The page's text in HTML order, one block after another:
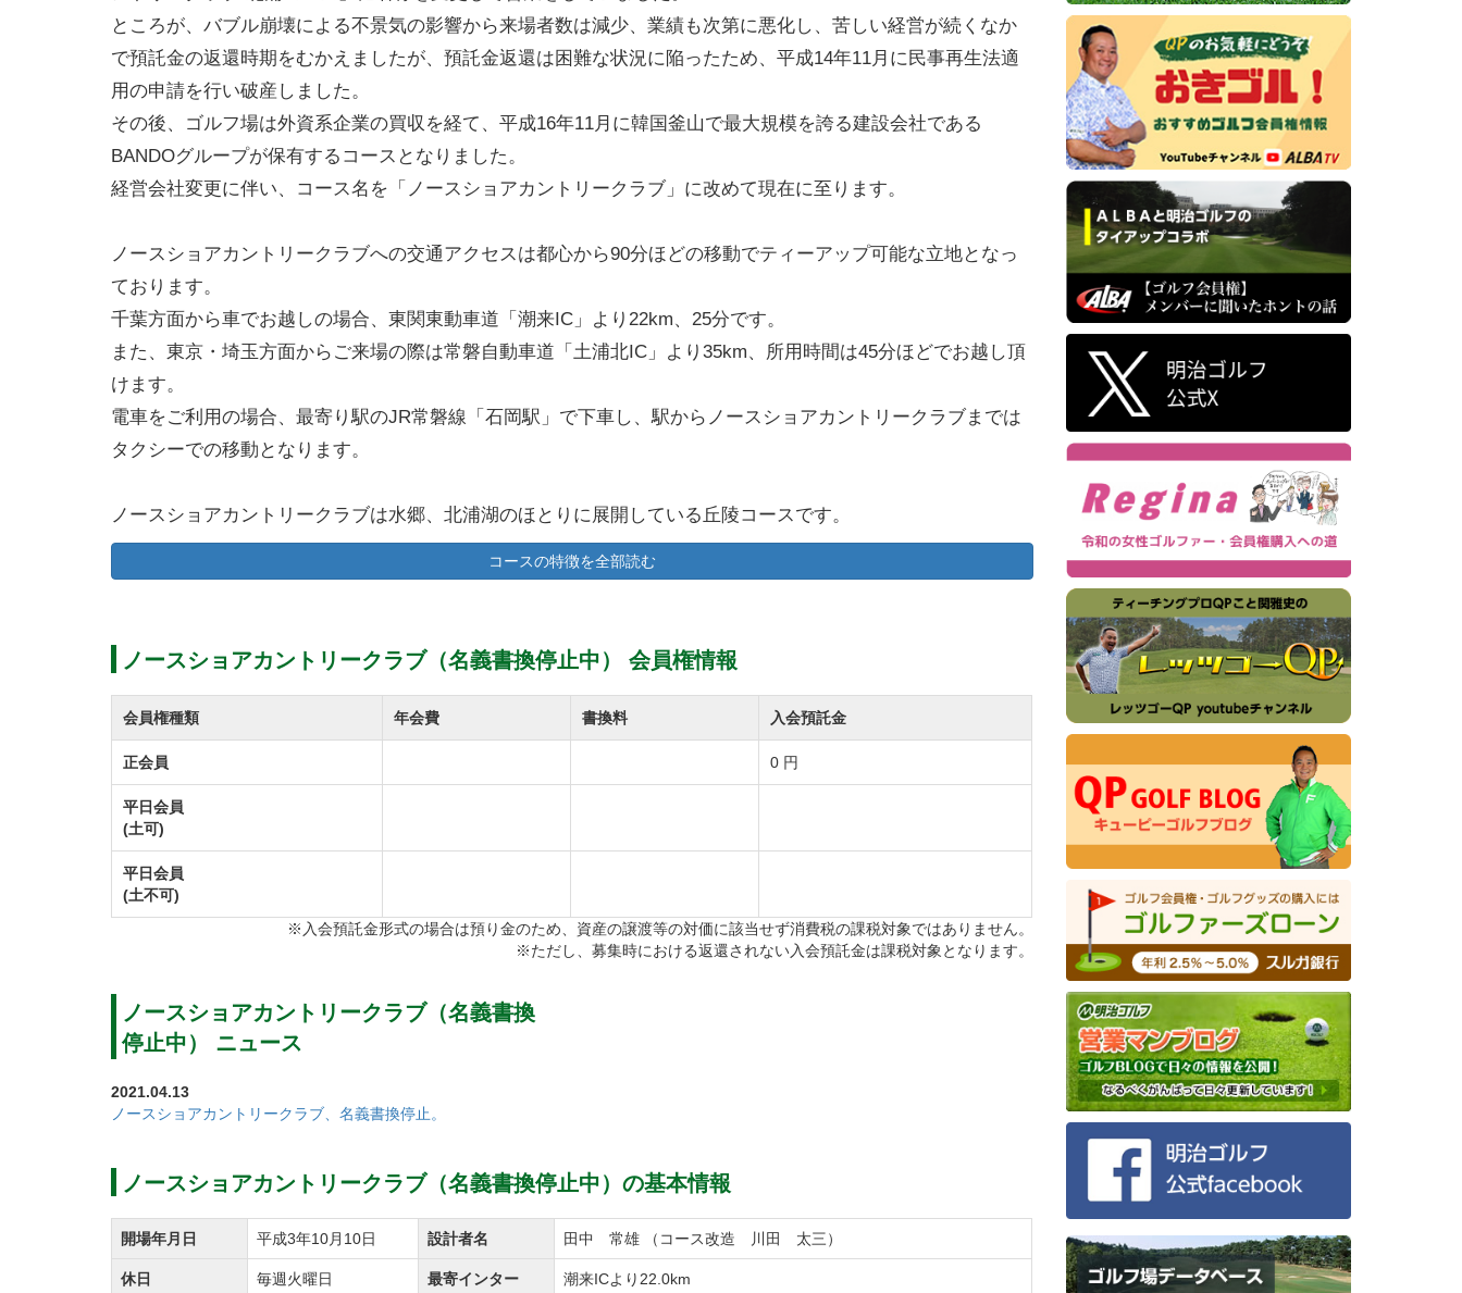
ところが、バブル崩壊による不景気の影響から来場者数は減少、業績も次第に悪化し、苦しい経営が続くなか
で預託金の返還時期をむかえましたが、預託金返還は困難な状況に陥ったため、平成14年11月に民事再生法適
用の申請を行い破産しました。
その後、ゴルフ場は外資系企業の買収を経て、平成16年11月に韓国釜山で最大規模を誇る建設会社である
BANDOグループが保有するコースとなりました。
経営会社変更に伴い、コース名を「ノースショアカントリークラブ」に改めて現在に至ります。
ノースショアカントリークラブへの交通アクセスは都心から90分ほどの移動でティーアップ可能な立地となっ
ております。
千葉方面から車でお越しの場合、東関東動車道「潮来IC」より22km、25分です。
また、東京・埼玉方面からご来場の際は常磐自動車道「土浦北IC」より35km、所用時間は45分ほどでお越し頂
けます。
電車をご利用の場合、最寄り駅のJR常磐線「石岡駅」で下車し、駅からノースショアカントリークラブまでは
タクシーでの移動となります。
ノースショアカントリークラブは水郷、北浦湖のほとりに展開している丘陵コースです。
かつては日本シニアオープンやドリームマッチなど公式競技戦では世界のプロたちの決戦の舞台となりまし
た。
まるで庭園のような美しさが楽しめる18ホールのコースヤードは7,030y、コースレートは72.3の本格的なチャ
ンピオンコースです。
コース設計は田中常雄氏、コースの改造については川田太三氏が手がけています。
戦略性に富んだレイアウトは初心者から上級者まで幅広く楽しめるコース設計となっています。
ノースショアカントリークラブのプレースタイルはキャディ付またはセルフプレーが選択でき、乗用カートで
のラウンドとなります。
ドライビングレンジは250ヤード、18打席の他にアプローチ練習場・バンカー練習場まで備えており、充実して
います。
また、ノースショアカントリークラブではコースの整備は細部までしっかりお行われているため、クオリティ
ノースショアカントリークラブのクラブハウスは重厚感のある佇まいでゴルファーにとって快適な空間を演出
天井が高く、開放感のあるフロント、ロッカールームはゆったりとしたスペースの中で身支度を整えることが
プレー後のリフレッシュタイムに最適な浴室では窓からの緑を眺めながら、1日の疲れを癒すことができます。
女性ゴルファー用のパウダールームはアメニティも豊富に取り揃えていますので、心いくまでお寛ぎ頂けま
す。
またゴルフ用品から各種お土産まで品揃え豊富な売店やコンペに最適なパーティルーム、季節ごとに旬の食材
コースの特徴を全部読む
ノースショアカントリークラブ（名義書換停止中） 会員権情報
会員権種類 年会費 書換料 入会預託金
正会員 0 円
平日会員
(土可)
平日会員
(土不可)
※入会預託金形式の場合は預り金のため、資産の譲渡等の対価に該当せず消費税の課税対象ではありません。
※ただし、募集時における返還されない入会預託金は課税対象となります。
ノースショアカントリークラブ（名義書換
停止中） ニュース
2021.04.13
ノースショアカントリークラブ、名義書換停止。
ノースショアカントリークラブ（名義書換停止中）の基本情報
開場年月日 平成3年10月10日 設計者名 田中 常雄 （コース改造 川田 太三）
休日 毎週火曜日 最寄インター 潮来ICより22.0km